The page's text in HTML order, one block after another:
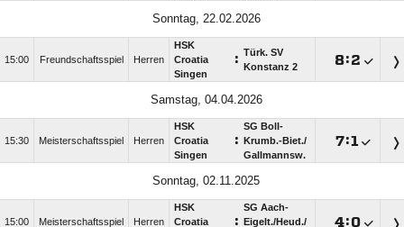
Sonntag, 22.02.2026
15:00 Freundschaftsspiel Herren
HSK
Croatia
Singen
: Türk. SV
Konstanz 2
:
Samstag, 04.04.2026
15:30 Meisterschaftsspiel Herren
HSK
Croatia
Singen
:
SG Boll-
Krumb.-Biet./​
Gallmannsw.
:
Sonntag, 02.11.2025
15:00 Meisterschaftsspiel Herren
HSK
Croatia
:
SG Aach-
Eigelt./​Heud./​
: